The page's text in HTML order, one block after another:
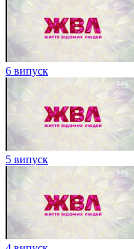
6 випуск
5 випуск